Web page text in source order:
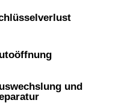
und
ging schnell, aber ich
auf den Rückruf
aber ein guter und
R. aus Uster